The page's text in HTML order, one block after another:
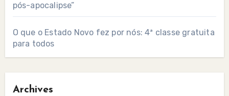
pós-apocalipse”
O que o Estado Novo fez por nós: 4ª classe gratuita
para todos
Archives